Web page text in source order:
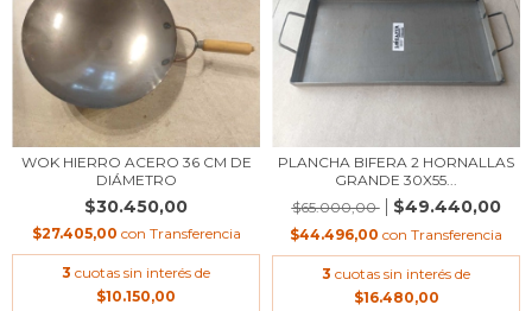
WOK HIERRO ACERO 36 CM DE
DIÁMETRO
$30.450,00
$27.405,00 con Transferencia
3 cuotas sin interés de
$10.150,00
PLANCHA BIFERA 2 HORNALLAS
GRANDE 30X55...
$65.000,00
$49.440,00
$44.496,00 con Transferencia
3 cuotas sin interés de
$16.480,00